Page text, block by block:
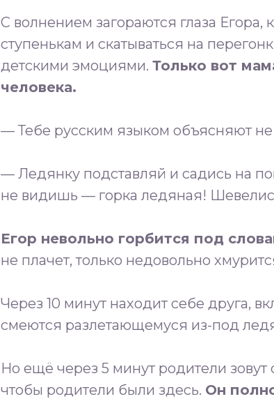
С волнением загораются глаза
ступенькам и скатываться на
детскими эмоциями. Только вот
человека.
— Тебе русским языком объясняют
— Ледянку подставляй и садись на
не видишь — горка ледяная!
Егор невольно горбится под
не плачет, только недовольно
Через 10 минут находит себе друга,
смеются разлетающемуся из-под
Но ещё через 5 минут родители
чтобы родители были здесь. Он